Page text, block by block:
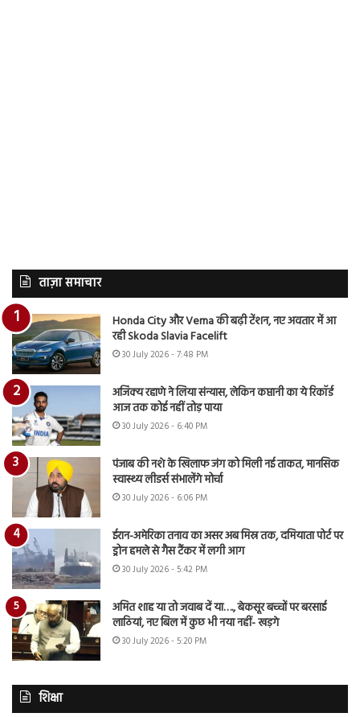
ताज़ा समाचार
Honda City और Verna की बढ़ी टेंशन, नए अवतार में आ
रही Skoda Slavia Facelift
30 July 2026 - 7:48 PM
अजिंक्य रहाणे ने लिया संन्यास, लेकिन कप्तानी का ये रिकॉर्ड
आज तक कोई नहीं तोड़ पाया
30 July 2026 - 6:40 PM
पंजाब की नशे के खिलाफ जंग को मिली नई ताकत, मानसिक
स्वास्थ्य लीडर्स संभालेंगे मोर्चा
30 July 2026 - 6:06 PM
ईरान-अमेरिका तनाव का असर अब मिस्र तक, दमियाता पोर्ट पर
ड्रोन हमले से गैस टैंकर में लगी आग
30 July 2026 - 5:42 PM
अमित शाह या तो जवाब दें या…., बेकसूर बच्चों पर बरसाई
लाठियां, नए बिल में कुछ भी नया नहीं- खड़गे
30 July 2026 - 5:20 PM
शिक्षा